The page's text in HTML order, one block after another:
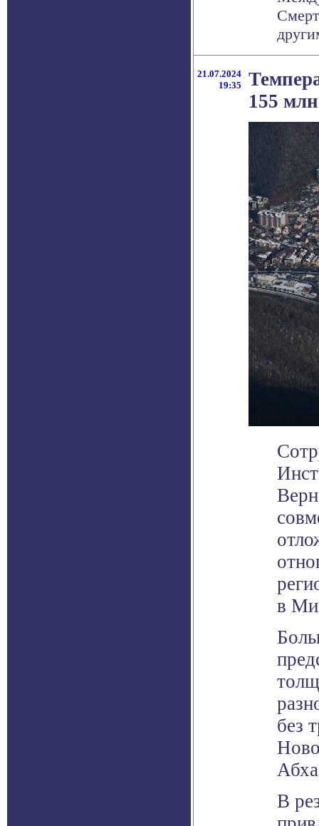
21.07.2024
19:35
155
в
без
В